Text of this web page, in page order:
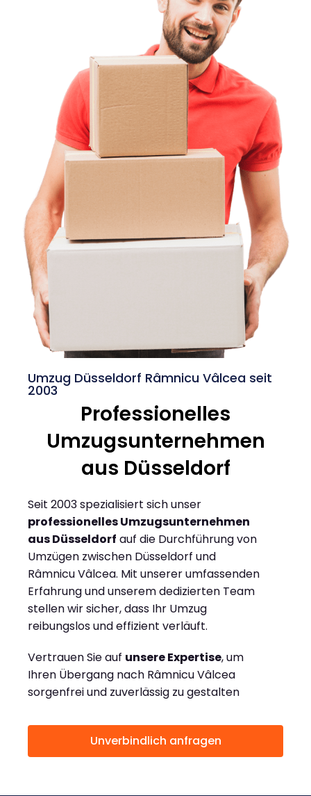
Umzug Düsseldorf Râmnicu Vâlcea seit
2003
Professionelles
Umzugsunternehmen
aus Düsseldorf
Seit 2003 spezialisiert sich unser
professionelles Umzugsunternehmen
aus Düsseldorf auf die Durchführung von
Umzügen zwischen Düsseldorf und
Râmnicu Vâlcea. Mit unserer umfassenden
Erfahrung und unserem dedizierten Team
stellen wir sicher, dass Ihr Umzug
reibungslos und effizient verläuft.
Vertrauen Sie auf unsere Expertise, um
Ihren Übergang nach Râmnicu Vâlcea
sorgenfrei und zuverlässig zu gestalten
Unverbindlich anfragen